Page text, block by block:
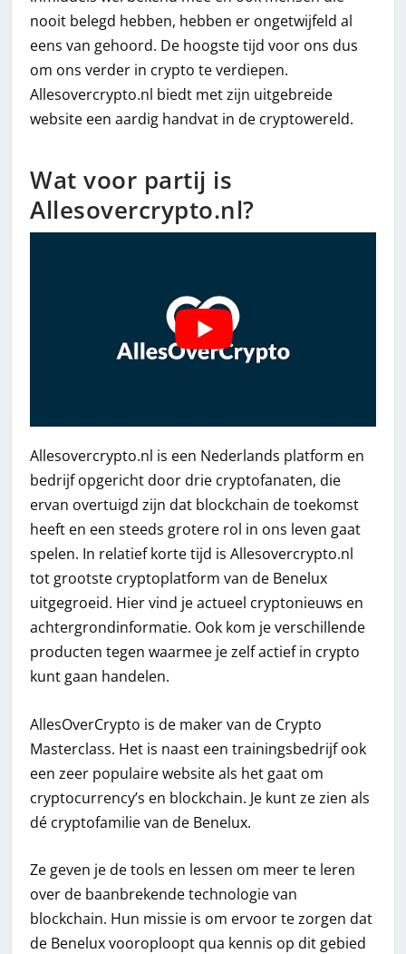
nooit belegd hebben, hebben er ongetwijfeld al
eens van gehoord. De hoogste tijd voor ons dus
om ons verder in crypto te verdiepen.
Allesovercrypto.nl biedt met zijn uitgebreide
website een aardig handvat in de cryptowereld.
Wat voor partij is
Allesovercrypto.nl?
Allesovercrypto.nl is een Nederlands platform en
bedrijf opgericht door drie cryptofanaten, die
ervan overtuigd zijn dat blockchain de toekomst
heeft en een steeds grotere rol in ons leven gaat
spelen. In relatief korte tijd is Allesovercrypto.nl
tot grootste cryptoplatform van de Benelux
uitgegroeid. Hier vind je actueel cryptonieuws en
achtergrondinformatie. Ook kom je verschillende
producten tegen waarmee je zelf actief in crypto
kunt gaan handelen.
AllesOverCrypto is de maker van de Crypto
Masterclass. Het is naast een trainingsbedrijf ook
een zeer populaire website als het gaat om
cryptocurrency’s en blockchain. Je kunt ze zien als
dé cryptofamilie van de Benelux.
Ze geven je de tools en lessen om meer te leren
over de baanbrekende technologie van
blockchain. Hun missie is om ervoor te zorgen dat
de Benelux vooroploopt qua kennis op dit gebied